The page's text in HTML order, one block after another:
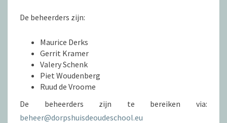
De beheerders zijn:
Maurice Derks
Gerrit Kramer
Valery Schenk
Piet Woudenberg
Ruud de Vroome
De beheerders zijn te bereiken via:
beheer@dorpshuisdeoudeschool.eu